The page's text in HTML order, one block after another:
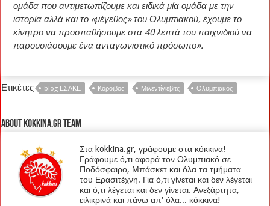
ομάδα που αντιμετωπίζουμε και ειδικά μία ομάδα με την
ιστορία αλλά και το «μέγεθος» του Ολυμπιακού, έχουμε το
κίνητρο να προσπαθήσουμε στα 40 λεπτά του παιχνιδιού να
παρουσιάσουμε ένα ανταγωνιστικό πρόσωπο».
Ετικέτες blog ΕΣΑΚΕ Κόροιβος Μιλεντίγιεβιτς Ολυμπιακός
About kokkina.gr TEAM
Στα kokkina.gr, γράφουμε στα κόκκινα!
Γράφουμε ό,τι αφορά τον Ολυμπιακό σε
Ποδόσφαιρο, Μπάσκετ και όλα τα τμήματα
του Ερασιτέχνη. Για ό,τι γίνεται και δεν λέγεται
και ό,τι λέγεται και δεν γίνεται. Ανεξάρτητα,
ειλικρινά και πάνω απ' όλα... κόκκινα!